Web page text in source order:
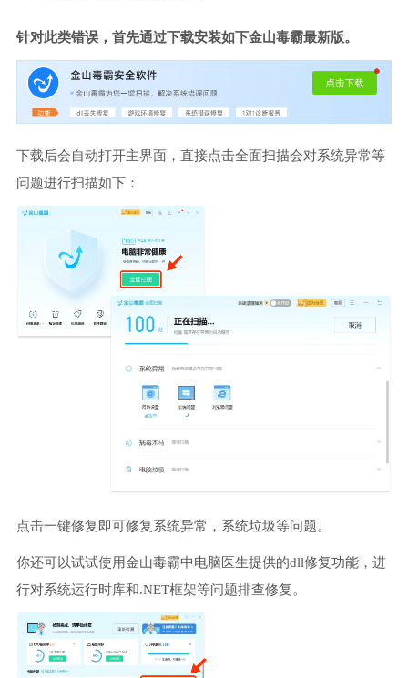
针对此类错误，首先通过下载安装如下金山毒霸最新版。
下载后会自动打开主界面，直接点击全面扫描会对系统异常等
问题进行扫描如下：
点击一键修复即可修复系统异常，系统垃圾等问题。
你还可以试试使用金山毒霸中电脑医生提供的dll修复功能，进
行对系统运行时库和.NET框架等问题排查修复。